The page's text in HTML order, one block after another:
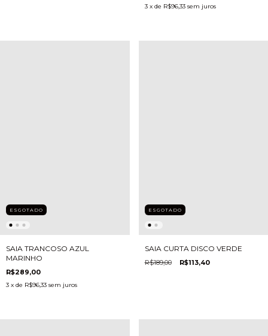
3 x de R$96,33 sem juros
ESGOTADO
SAIA TRANCOSO AZUL
MARINHO
R$289,00
3 x de R$96,33 sem juros
ESGOTADO
SAIA CURTA DISCO VERDE
R$189,00 R$113,40